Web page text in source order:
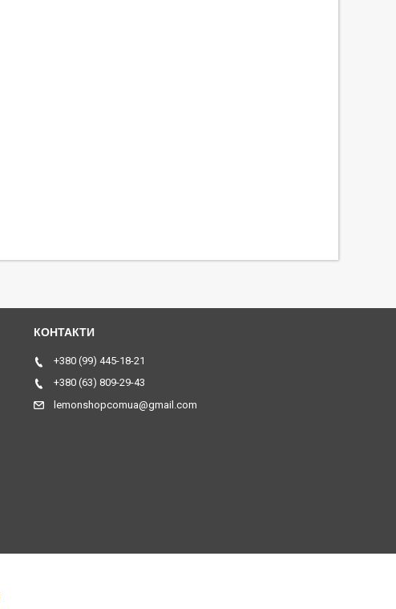
+380 (99) 445-18-21
+380 (63) 809-29-43
lemonshopcomua@gmail.com